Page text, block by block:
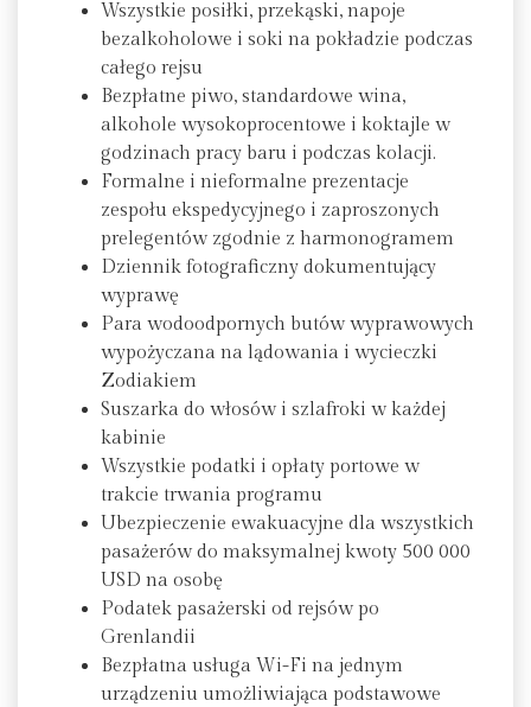
Wszystkie posiłki, przekąski, napoje
bezalkoholowe i soki na pokładzie podczas
całego rejsu
Bezpłatne piwo, standardowe wina,
alkohole wysokoprocentowe i koktajle w
godzinach pracy baru i podczas kolacji.
Formalne i nieformalne prezentacje
zespołu ekspedycyjnego i zaproszonych
prelegentów zgodnie z harmonogramem
Dziennik fotograficzny dokumentujący
wyprawę
Para wodoodpornych butów wyprawowych
wypożyczana na lądowania i wycieczki
Zodiakiem
Suszarka do włosów i szlafroki w każdej
kabinie
Wszystkie podatki i opłaty portowe w
trakcie trwania programu
Ubezpieczenie ewakuacyjne dla wszystkich
pasażerów do maksymalnej kwoty 500 000
USD na osobę
Podatek pasażerski od rejsów po
Grenlandii
Bezpłatna usługa Wi-Fi na jednym
urządzeniu umożliwiająca podstawowe